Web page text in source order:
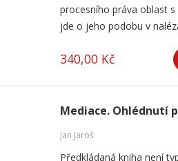
procesního práva oblast
jde o jeho podobu v
340,00 Kč
Mediace. Ohlédnutí
Jan Jaroš
Předkládaná kniha není